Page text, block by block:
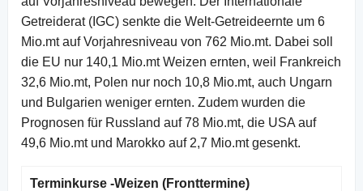
Getreiderat (IGC) senkte die Welt-Getreideernte um 6
Mio.mt auf Vorjahresniveau von 762 Mio.mt. Dabei soll
die EU nur 140,1 Mio.mt Weizen ernten, weil Frankreich
32,6 Mio.mt, Polen nur noch 10,8 Mio.mt, auch Ungarn
und Bulgarien weniger ernten. Zudem wurden die
Prognosen für Russland auf 78 Mio.mt, die USA auf
49,6 Mio.mt und Marokko auf 2,7 Mio.mt gesenkt.
Terminkurse -Weizen (Fronttermine)